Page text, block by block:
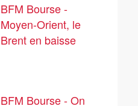
BFM Bourse -
Moyen-Orient, le
Brent en baisse
BFM Bourse - On